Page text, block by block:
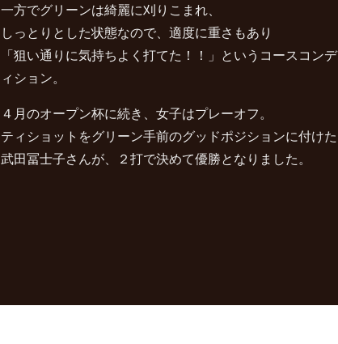
一方でグリーンは綺麗に刈りこまれ、
しっとりとした状態なので、適度に重さもあり
「狙い通りに気持ちよく打てた！！」というコースコンデ
ィション。
４月のオープン杯に続き、女子はプレーオフ。
ティショットをグリーン手前のグッドポジションに付けた
武田冨士子さんが、２打で決めて優勝となりました。